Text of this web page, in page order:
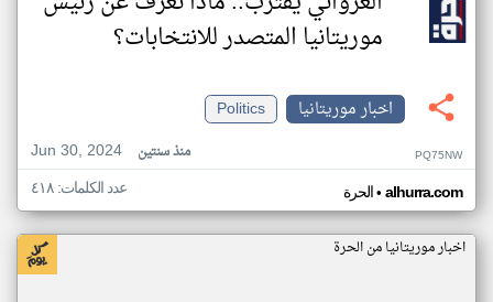
موريتانيا المتصدر للانتخابات؟
اخبار موريتانيا
Politics
Jun 30, 2024
منذ سنتين PQ75NW
الحرة• alhurra.com عدد الكلمات: ٤١٨
اخبار موريتانيا من الحرة